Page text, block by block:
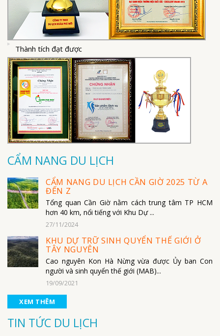
Thành tích đạt được
CẨM NANG DU LỊCH
CẨM NANG DU LỊCH CẦN GIỜ 2025 TỪ A
ĐẾN Z
Tổng quan Cần Giờ nằm cách trung tâm TP HCM
hơn 40 km, nổi tiếng với Khu Dự ...
27/11/2024
KHU DỰ TRỮ SINH QUYỂN THẾ GIỚI Ở
TÂY NGUYÊN
Cao nguyên Kon Hà Nừng vừa được Ủy ban Con
người và sinh quyển thế giới (MAB)...
19/09/2021
XEM THÊM
TIN TỨC DU LỊCH